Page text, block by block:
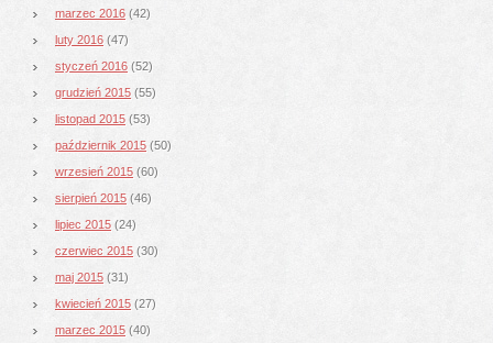
marzec 2016 (42)
luty 2016 (47)
styczeń 2016 (52)
grudzień 2015 (55)
listopad 2015 (53)
październik 2015 (50)
wrzesień 2015 (60)
sierpień 2015 (46)
lipiec 2015 (24)
czerwiec 2015 (30)
maj 2015 (31)
kwiecień 2015 (27)
marzec 2015 (40)